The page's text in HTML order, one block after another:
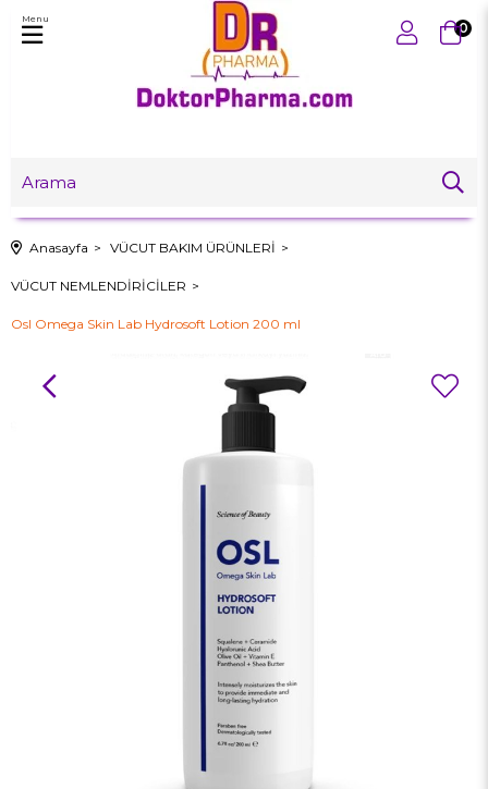
0
Menu
Anasayfa VÜCUT BAKIM ÜRÜNLERİ
VÜCUT NEMLENDİRİCİLER
Osl Omega Skin Lab Hydrosoft Lotion 200 ml